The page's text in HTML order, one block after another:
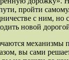
пройти
с ним, но
новой
механизмы
вы сами